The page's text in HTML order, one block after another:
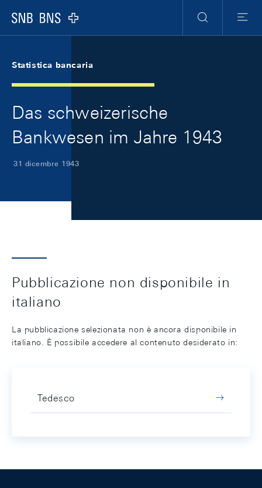
Logo
Ricerca
Menu
Statistica bancaria
Das schweizerische
Bankwesen im Jahre 1943
31 dicembre 1943
Pubblicazione non disponibile in
italiano
La pubblicazione selezionata non è ancora disponibile in
italiano. È possibile accedere al contenuto desiderato in:
Tedesco